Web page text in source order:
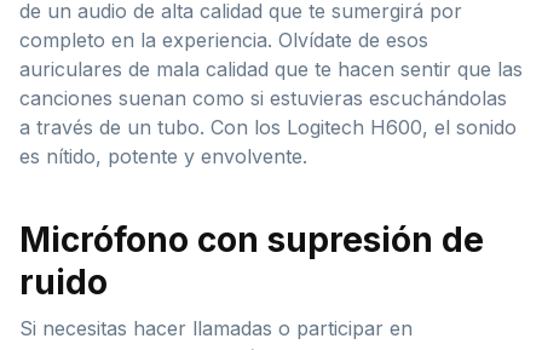
de un audio de alta calidad que te sumergirá por
completo en la experiencia. Olvídate de esos
auriculares de mala calidad que te hacen sentir que las
canciones suenan como si estuvieras escuchándolas
a través de un tubo. Con los Logitech H600, el sonido
es nítido, potente y envolvente.
Micrófono con supresión de
ruido
Si necesitas hacer llamadas o participar en